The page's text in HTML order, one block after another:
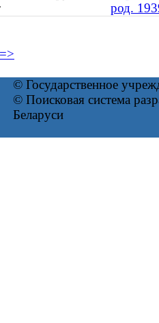
род.
© Государственное
© Поисковая система
Беларуси